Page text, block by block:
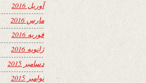
آوریل 2016
مارس 2016
فوریه 2016
ژانویه 2016
دسامبر 2015
نوامبر 2015